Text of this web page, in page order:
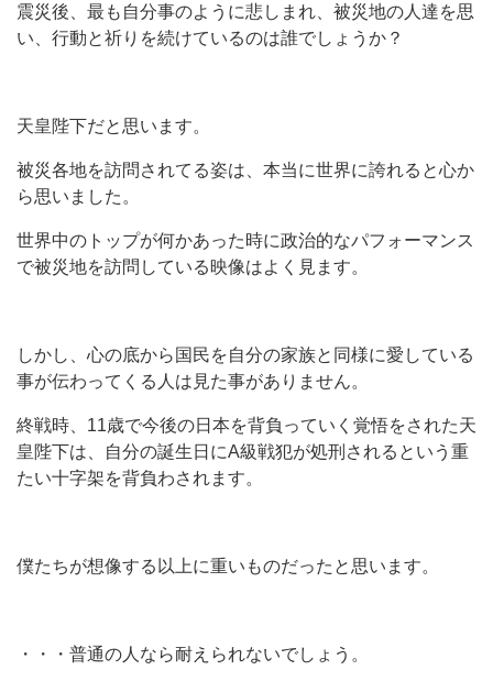
震災後、最も自分事のように悲しまれ、被災地の人達を思
い、行動と祈りを続けているのは誰でしょうか？
天皇陛下だと思います。
被災各地を訪問されてる姿は、本当に世界に誇れると心か
ら思いました。
世界中のトップが何かあった時に政治的なパフォーマンス
で被災地を訪問している映像はよく見ます。
しかし、心の底から国民を自分の家族と同様に愛している
事が伝わってくる人は見た事がありません。
終戦時、11歳で今後の日本を背負っていく覚悟をされた天
皇陛下は、自分の誕生日にA級戦犯が処刑されるという重
たい十字架を背負わされます。
僕たちが想像する以上に重いものだったと思います。
・・・普通の人なら耐えられないでしょう。